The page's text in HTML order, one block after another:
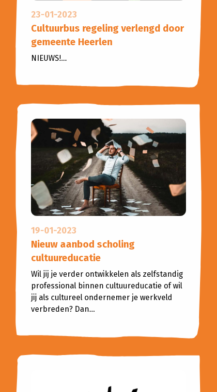
23-01-2023
Cultuurbus regeling verlengd door
gemeente Heerlen
NIEUWS!...
19-01-2023
Nieuw aanbod scholing
cultuureducatie
Wil jij je verder ontwikkelen als zelfstandig
professional binnen cultuureducatie of wil
jij als cultureel ondernemer je werkveld
verbreden? Dan...